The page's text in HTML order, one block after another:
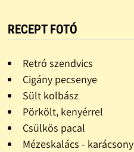
RECEPT FOTÓ
Retró szendvics
Cigány pecsenye
Sült kolbász
Pörkölt, kenyérrel
Csülkös pacal
Mézeskalács - karácsony